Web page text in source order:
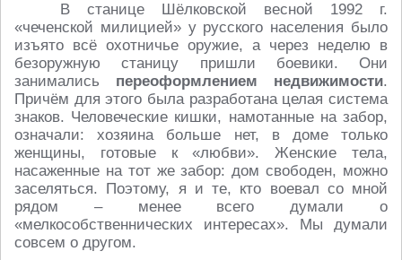
В станице Шёлковской весной 1992 г.
«чеченской милицией» у русского населения было
изъято всё охотничье оружие, а через неделю в
безоружную станицу пришли боевики. Они
занимались переоформлением недвижимости.
Причём для этого была разработана целая система
знаков. Человеческие кишки, намотанные на забор,
означали: хозяина больше нет, в доме только
женщины, готовые к «любви». Женские тела,
насаженные на тот же забор: дом свободен, можно
заселяться. Поэтому, я и те, кто воевал со мной
рядом – менее всего думали о
«мелкособственнических интересах». Мы думали
совсем о другом.